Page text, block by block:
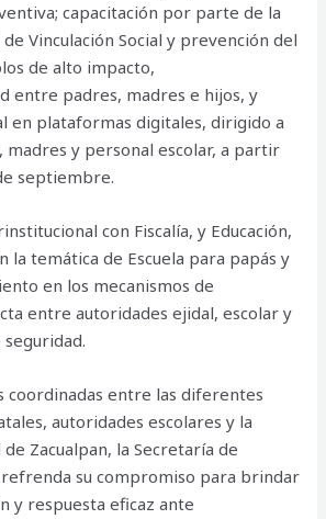
capacitación por parte de la
Vinculación Social y prevención del
de alto impacto,
entre padres, madres e hijos, y
en plataformas digitales, dirigido a
madres y personal escolar, a partir
septiembre.
con Fiscalía, y Educación,
la temática de Escuela para papás y
en los mecanismos de
entre autoridades ejidal, escolar y
coordinadas entre las diferentes
autoridades escolares y la
Zacualpan, la Secretaría de
refrenda su compromiso para brindar
y respuesta eficaz ante